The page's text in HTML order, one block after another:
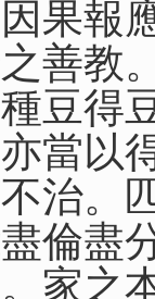
果報
善教
豆得
當以
治。
倫盡
家之